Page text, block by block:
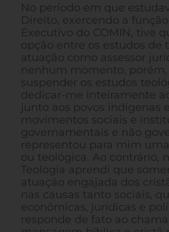
No período em que
Direito, exercendo a
Executivo do COMIN, tive
opção entre os estudos de
atuação como assessor
nenhum momento, porém,
suspender os estudos
dedicar-me inteiramente
junto aos povos indígenas
movimentos sociais e
governamentais e não
representou para mim
ou teológica. Ao contrário,
Teologia aprendi que
atuação engajada dos
nas causas tanto sociais,
econômicas, jurídicas e
responde de fato ao